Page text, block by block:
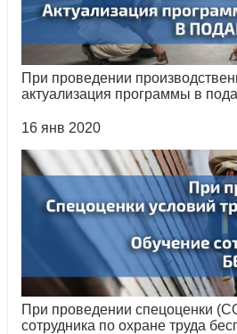
При проведении
актуализация программы в
16 янв 2020
При проведении спецоценки
сотрудника по охране труда